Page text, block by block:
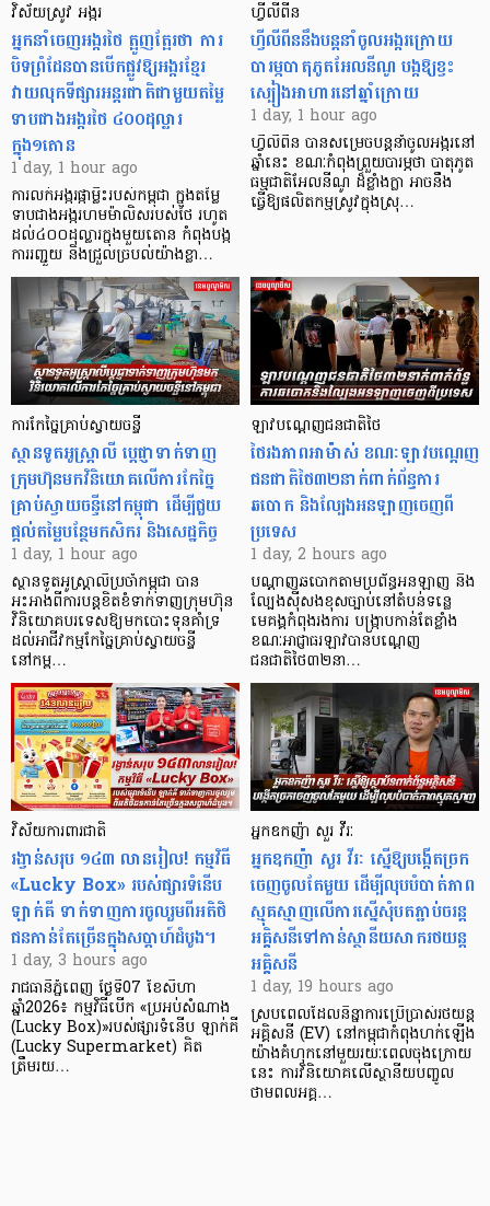
វិស័យស្រូវ អង្ករ
អ្នកនាំចេញអង្ករថៃ ត្អូញត្អែរថា ការ
បិទព្រំដែនបានបើកផ្លូវឱ្យអង្ករខ្មែរ
វាយលុកទីផ្សារអន្តរជាតិជាមួយតម្លៃ
ទាបជាងអង្ករថៃ ៤០០ដុល្លារ
ក្នុង១តោន
1 day, 1 hour ago
ការលក់អង្ករផ្កាម្លិះរបស់កម្ពុជា ក្នុងតម្លៃ
ទាបជាងអង្ករហមម៉ាលិសរបស់ថៃ រហូត
ដល់៤០០ដុល្លារក្នុងមួយតោន កំពុងបង្ក
ការរញ្ជួយ និងជ្រួលច្របល់យ៉ាងខ្លា…
ហ្វីលីពីន
ហ្វីលីពីននឹងបន្តនាំចូលអង្ករក្រោយ
បារម្ភបាតុភូតអែលនីណូ បង្កឱ្យខ្វះ
ស្បៀងអាហារនៅឆ្នាំក្រោយ
1 day, 1 hour ago
ហ្វីលីពីន បាន​សម្រេចបន្តនាំចូលអង្ករនៅ
ឆ្នាំនេះ ខណៈកំពុងព្រួយបារម្ភថា បាតុភូត
ធម្មជាតិអែលនីណូ ដ៏ខ្លាំងក្លា​ អាចនឹង
ធ្វើឱ្យផលិតកម្មស្រូវក្នុងស្រុ…
ការកែច្នៃគ្រាប់ស្វាយចន្ទី
ស្ថានទូតអូស្ត្រាលី ប្តេជ្ញាទាក់ទាញ
ក្រុមហ៊ុនមក​វិនិយោគលើការកែច្នៃ
គ្រាប់ស្វាយចន្ទីនៅកម្ពុជា ដើម្បីជួយ
ផ្តល់តម្លៃបន្ថែមកសិករ និងសេដ្ឋកិច្ច
1 day, 1 hour ago
ស្ថានទូតអូស្ត្រាលីប្រចាំកម្ពុជា បាន
អះអាងពីការបន្តខិតខំទាក់ទាញក្រុមហ៊ុន
វិនិយោគបរទេសឱ្យមកបោះទុនគាំទ្រ
ដល់អាជីវកម្មកែច្នៃគ្រាប់ស្វាយចន្ទី
នៅកម្ព…
ឡាវបណ្តេញជនជាតិថៃ
ថៃរងភាពអាម៉ាស់ ខណៈឡាវបណ្តេញ
ជនជាតិថៃ៣២នាក់ពាក់ព័ន្ធការ
ឆបោក និងល្បែងអនឡាញចេញពី
ប្រទេស
1 day, 2 hours ago
បណ្តាញឆបោកតាមប្រព័ន្ធអនឡាញ និង
ល្បែងស៊ីសងខុសច្បាប់នៅតំបន់ទន្លេ
មេគង្គកំពុងរងការ បង្ក្រាប​កាន់តែខ្លាំង
ខណៈអាជ្ញាធរឡាវបានបណ្តេញ
ជនជាតិថៃ៣២នា…
វិស័យការពារជាតិ
រង្វាន់សរុប ១៤៣ លានរៀល! កម្មវិធី
«Lucky Box» របស់ផ្សារទំនើប
ឡាក់គី ទាក់ទាញការចូលរួមពីអតិថិ
ជនកាន់តែច្រើនក្នុងសប្តាហ៍ដំបូង។
1 day, 3 hours ago
រាជធានីភ្នំពេញ ថ្ងៃទី07 ខែសីហា
ឆ្នាំ2026៖ កម្មវិធីបើក «ប្រអប់សំណាង
(Lucky Box)»របស់ផ្សារទំនើប ឡាក់គី
(Lucky Supermarket) គិត
ត្រឹមរយ…
អ្នកឧកញ៉ា សួរ វីរៈ
អ្នកឧកញ៉ា សួរ វីរៈ ស្នើឱ្យបង្កើតច្រក
ចេញចូលតែមួយ ដើម្បីលុបបំបាត់ភាព
ស្មុគស្មាញលើការស្នើសុំបតភ្ជាប់ចរន្ត
អគ្គិសនីទៅកាន់ស្ថានីយសាករថយន្ត
អគ្គិសនី
1 day, 19 hours ago
ស្របពេលដែលនិន្នាការប្រើប្រាស់រថយន្ត
អគ្គិសនី (EV) នៅកម្ពុជាកំពុងហក់ឡើង
យ៉ាងគំហុកនៅមួយរយៈពេលចុងក្រោយ
នេះ ការវិនិយោគលើស្ថានីយបញ្ចូល
ថាមពលអគ្គ…